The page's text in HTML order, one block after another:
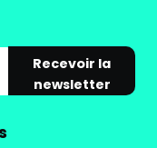
Recevoir la
newsletter